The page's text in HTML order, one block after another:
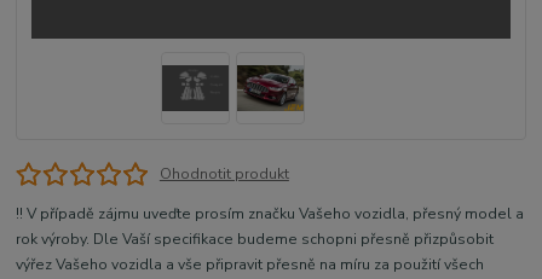
Ohodnotit produkt
!! V případě zájmu uveďte prosím značku Vašeho vozidla, přesný model a
rok výroby. Dle Vaší specifikace budeme schopni přesně přizpůsobit
výřez Vašeho vozidla a vše připravit přesně na míru za použití všech